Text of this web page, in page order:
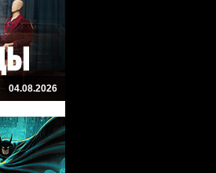
04.08.2026